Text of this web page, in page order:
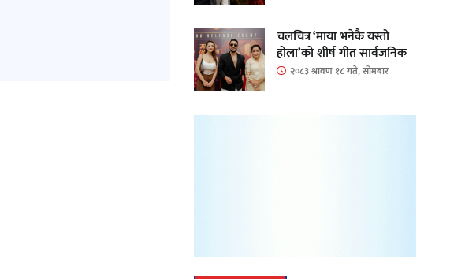
चलचित्र ‘माया भनेकै यस्तो
होला’को शीर्ष गीत सार्वजनिक
२०८३ श्रावण १८ गते, सोमबार